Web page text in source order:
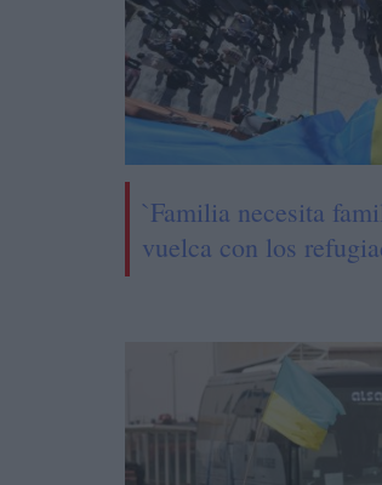
`Familia necesita
vuelca con los